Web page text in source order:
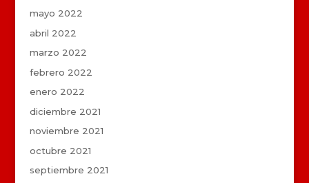
mayo 2022
abril 2022
marzo 2022
febrero 2022
enero 2022
diciembre 2021
noviembre 2021
octubre 2021
septiembre 2021